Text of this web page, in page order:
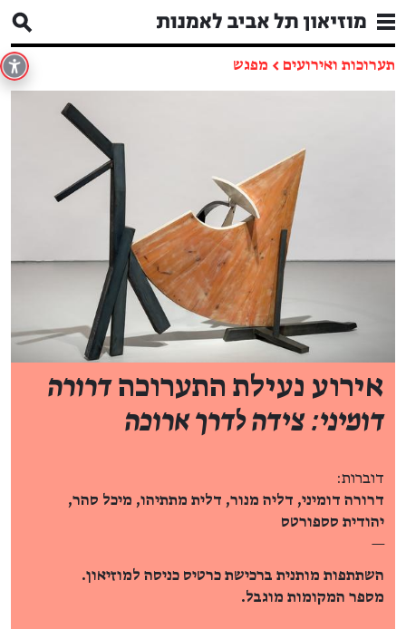
תערוכות ואירועים ← מפגש
אירוע נעילת התערוכהדרורה
דומיני: צידה לדרך ארוכה
דוברות:
דרורה דומיני, דליה מנור, דלית מתתיהו, מיכל סהר,
יהודית סספורטס
—
השתתפות מותנית ברכישת כרטיס כניסה למוזיאון.
מספר המקומות מוגבל.